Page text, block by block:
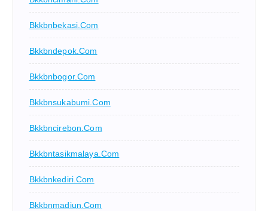
Bkkbnbekasi.com
Bkkbndepok.com
Bkkbnbogor.com
Bkkbnsukabumi.com
Bkkbncirebon.com
Bkkbntasikmalaya.com
Bkkbnkediri.com
Bkkbnmadiun.com